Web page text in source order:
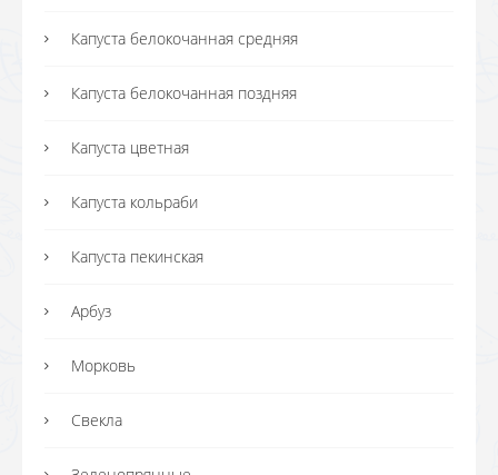
Капуста белокочанная средняя
Капуста белокочанная поздняя
Капуста цветная
Капуста кольраби
Капуста пекинская
Арбуз
Морковь
Свекла